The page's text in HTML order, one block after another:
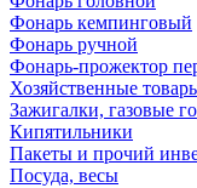
Фонарь кемпинговый
Фонарь ручной
Фонарь-прожектор
Хозяйственные
Зажигалки, газовые
Кипятильники
Пакеты и прочий
Посуда, весы